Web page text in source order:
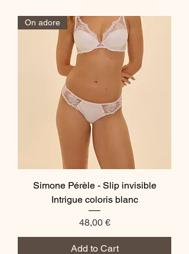
On adore
Simone Pérèle - Slip invisible
Intrigue coloris blanc
Price
48,00 €
Add to Cart